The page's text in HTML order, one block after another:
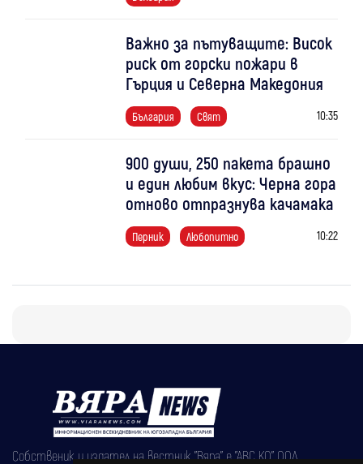
Важно за пътуващите: Висок
риск от горски пожари в
Гърция и Северна Македония
България Свят 10:35
900 души, 250 пакета брашно
и един любим вкус: Черна гора
отново отпразнува качамака
Перник Любопитно 10:22
Собственик и издател на вестник "Вяра" е "АВС КО" ООД,